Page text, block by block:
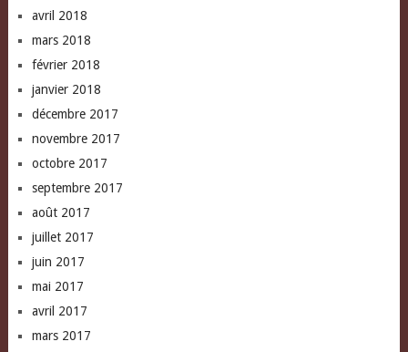
avril 2018
mars 2018
février 2018
janvier 2018
décembre 2017
novembre 2017
octobre 2017
septembre 2017
août 2017
juillet 2017
juin 2017
mai 2017
avril 2017
mars 2017